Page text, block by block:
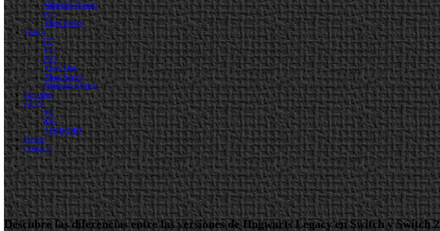
Nintendo Switch
PS5
Xbox Series
Videos
PC
PS4
PS5
Xbox One
Xbox Series
Nintendo Switch
Artículos
APPS
PC
iOS
ANDROID
Prensa
Contacto
Descubre las diferencias entre las versiones de Hogwarts Legacy en Switch y Switch 2